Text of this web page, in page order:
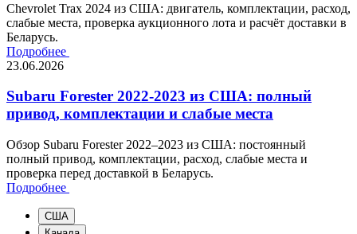
Chevrolet Trax 2024 из США: двигатель, комплектации, расход,
слабые места, проверка аукционного лота и расчёт доставки в
Беларусь.
Подробнее
23.06.2026
Subaru Forester 2022-2023 из США: полный
привод, комплектации и слабые места
Обзор Subaru Forester 2022–2023 из США: постоянный
полный привод, комплектации, расход, слабые места и
проверка перед доставкой в Беларусь.
Подробнее
США